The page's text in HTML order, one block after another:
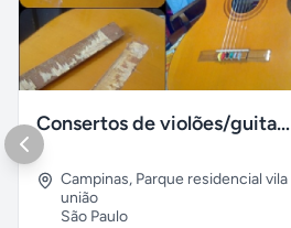
Consertos de violões/guitarras e outros de cordas
Campinas, Parque residencial vila
união
São Paulo